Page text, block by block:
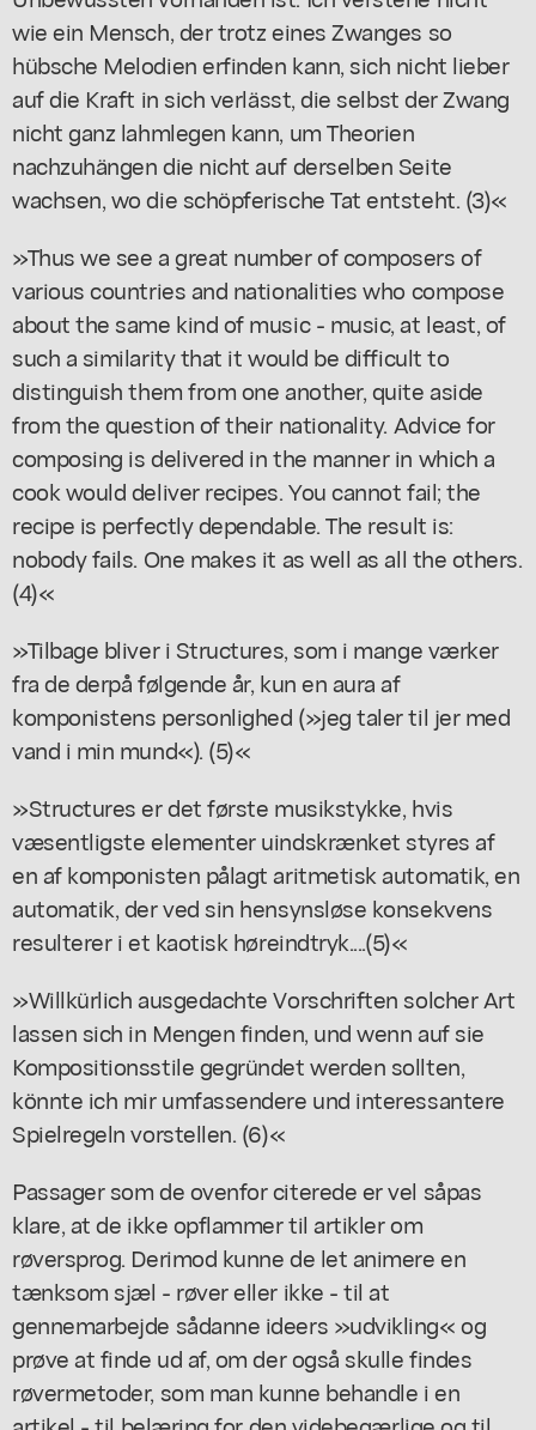
wie ein Mensch, der trotz eines Zwanges so
hübsche Melodien erfinden kann, sich nicht lieber
auf die Kraft in sich verlässt, die selbst der Zwang
nicht ganz lahmlegen kann, um Theorien
nachzuhängen die nicht auf derselben Seite
wachsen, wo die schöpferische Tat entsteht. (3)«
»Thus we see a great number of composers of
various countries and nationalities who compose
about the same kind of music - music, at least, of
such a similarity that it would be difficult to
distinguish them from one another, quite aside
from the question of their nationality. Advice for
composing is delivered in the manner in which a
cook would deliver recipes. You cannot fail; the
recipe is perfectly dependable. The result is:
nobody fails. One makes it as well as all the others.
(4)«
»Tilbage bliver i Structures, som i mange værker
fra de derpå følgende år, kun en aura af
komponistens personlighed (»jeg taler til jer med
vand i min mund«). (5)«
»Structures er det første musikstykke, hvis
væsentligste elementer uindskrænket styres af
en af komponisten pålagt aritmetisk automatik, en
automatik, der ved sin hensynsløse konsekvens
resulterer i et kaotisk høreindtryk....(5)«
»Willkürlich ausgedachte Vorschriften solcher Art
lassen sich in Mengen finden, und wenn auf sie
Kompositionsstile gegründet werden sollten,
könnte ich mir umfassendere und interessantere
Spielregeln vorstellen. (6)«
Passager som de ovenfor citerede er vel såpas
klare, at de ikke opflammer til artikler om
røversprog. Derimod kunne de let animere en
tænksom sjæl - røver eller ikke - til at
gennemarbejde sådanne ideers »udvikling« og
prøve at finde ud af, om der også skulle findes
røvermetoder, som man kunne behandle i en